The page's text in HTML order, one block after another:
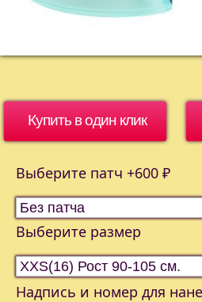
Купить в один клик
Выберите патч +600 ₽
Выберите размер
Надпись и номер для